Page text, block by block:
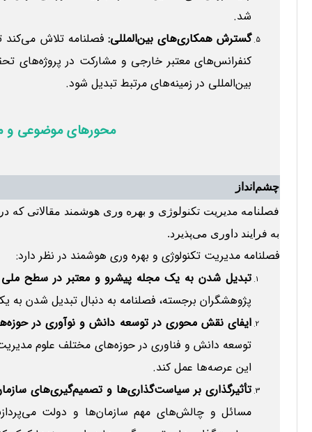
شد.
گسترش همکاری‌های بین‌المللی: فصلنامه تلاش می‌کند
کنفرانس‌های معتبر خارجی و مشارکت در پروژه‌های
بین‌المللی در زمینه‌های مرتبط تبدیل شود.
محورهای موضوعی و
چشم‌انداز
فصلنامه مدیریت تکنولوژی و بهره وری هوشمند مقالاتی که
به فرایند داوری می‌پذیرد.
فصلنامه مدیریت تکنولوژی و بهره وری هوشمند در نظر دارد:
تبدیل شدن به یک مجله پیشرو و معتبر در سطح ملی
پژوهشگران برجسته، فصلنامه به دنبال تبدیل شدن
ایفای نقش محوری در توسعه دانش و نوآوری در
توسعه دانش و فناوری در حوزه‌های مختلف علوم
این عرصه‌ها عمل کند.
تأثیرگذاری بر سیاست‌گذاری‌ها و تصمیم‌گیری‌های
مسائل و چالش‌های مهم سازمان‌ها و دولت